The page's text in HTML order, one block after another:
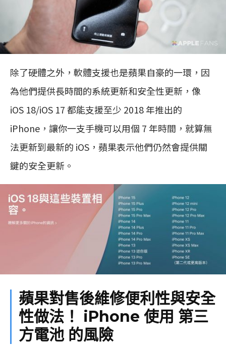
除了硬體之外，軟體支援也是蘋果自豪的一環，因
為他們提供長時間的系統更新和安全性更新，像
iOS 18/iOS 17 都能支援至少 2018 年推出的
iPhone，讓你一支手機可以用個 7 年時間，就算無
法更新到最新的 iOS，蘋果表示他們仍然會提供關
鍵的安全更新。
蘋果對售後維修便利性與安全
性做法！ iPhone 使用 第三
方電池 的風險